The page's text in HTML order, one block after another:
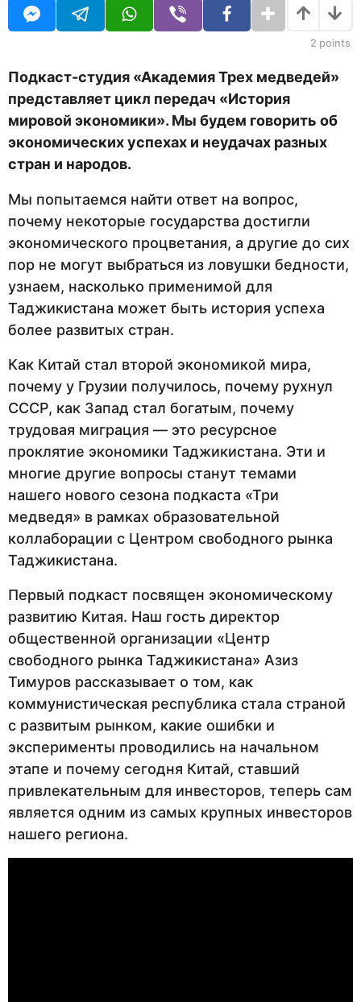
R
н
2 points
Подкаст-студия «Академия Трех медведей»
представляет цикл передач «История
мировой экономики». Мы будем говорить об
экономических успехах и неудачах разных
стран и народов.
Мы попытаемся найти ответ на вопрос,
почему некоторые государства достигли
экономического процветания, а другие до сих
пор не могут выбраться из ловушки бедности,
узнаем, насколько применимой для
Таджикистана может быть история успеха
более развитых стран.
Как Китай стал второй экономикой мира,
почему у Грузии получилось, почему рухнул
СССР, как Запад стал богатым, почему
трудовая миграция — это ресурсное
проклятие экономики Таджикистана. Эти и
многие другие вопросы станут темами
нашего нового сезона подкаста «Три
медведя» в рамках образовательной
коллаборации с Центром свободного рынка
Таджикистана.
Первый подкаст посвящен экономическому
развитию Китая. Наш гость директор
общественной организации «Центр
свободного рынка Таджикистана» Азиз
Тимуров рассказывает о том, как
коммунистическая республика стала страной
с развитым рынком, какие ошибки и
эксперименты проводились на начальном
этапе и почему сегодня Китай, ставший
привлекательным для инвесторов, теперь сам
является одним из самых крупных инвесторов
нашего региона.